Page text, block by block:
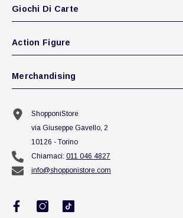
Giochi Di Carte
Action Figure
Merchandising
ShopponiStore
via Giuseppe Gavello, 2
10126 - Torino
Chiamaci: 011 046 4827
info@shopponistore.com